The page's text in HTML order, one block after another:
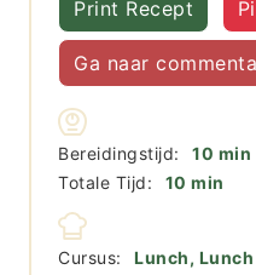
Print Recept
Ga naar
Bereidingstijd: 10 min
Totale Tijd:
10 minuten
min
Cursus:
Lunch, Lunch